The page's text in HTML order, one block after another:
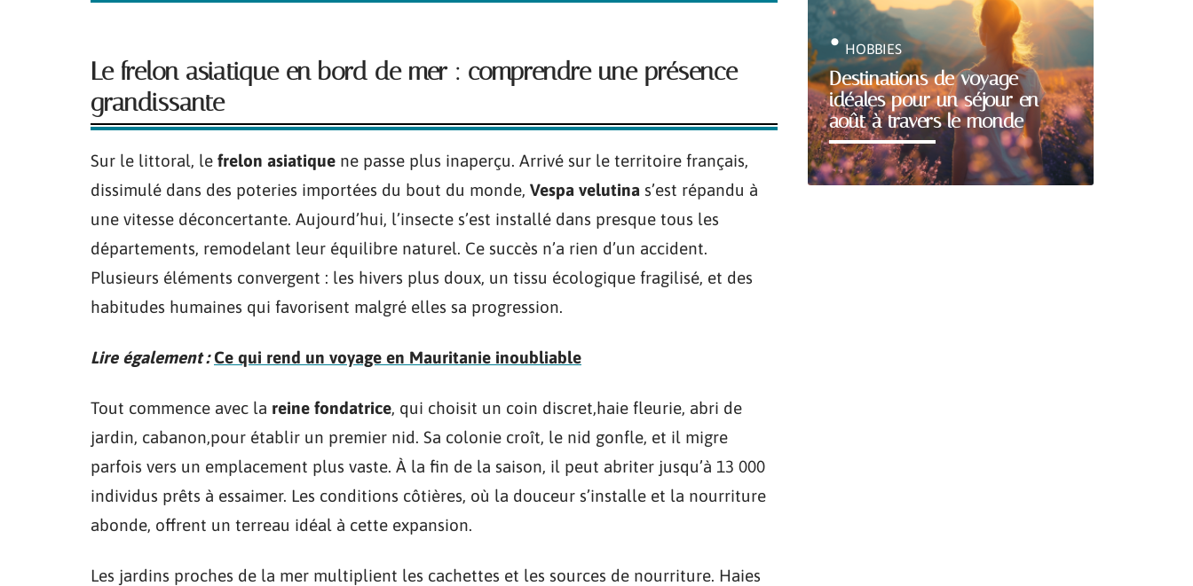
Le frelon asiatique en bord de mer : comprendre une présence
grandissante
Sur le littoral, le frelon asiatique ne passe plus inaperçu. Arrivé sur le territoire français,
dissimulé dans des poteries importées du bout du monde, Vespa velutina s’est répandu à
une vitesse déconcertante. Aujourd’hui, l’insecte s’est installé dans presque tous les
départements, remodelant leur équilibre naturel. Ce succès n’a rien d’un accident.
Plusieurs éléments convergent : les hivers plus doux, un tissu écologique fragilisé, et des
habitudes humaines qui favorisent malgré elles sa progression.
Lire également : Ce qui rend un voyage en Mauritanie inoubliable
Tout commence avec la reine fondatrice, qui choisit un coin discret,haie fleurie, abri de
jardin, cabanon,pour établir un premier nid. Sa colonie croît, le nid gonfle, et il migre
parfois vers un emplacement plus vaste. À la fin de la saison, il peut abriter jusqu’à 13 000
individus prêts à essaimer. Les conditions côtières, où la douceur s’installe et la nourriture
abonde, offrent un terreau idéal à cette expansion.
Les jardins proches de la mer multiplient les cachettes et les sources de nourriture. Haies
Destinations de voyage
idéales pour un séjour en
août à travers le monde
HOBBIES